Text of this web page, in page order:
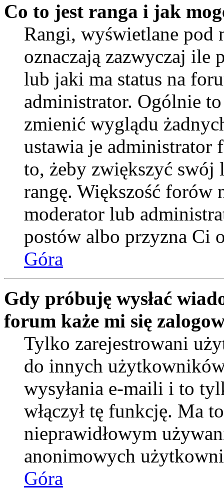
Co to jest ranga i jak
Rangi, wyświetlane
oznaczają zazwyczaj ile
lub jaki ma status na
administrator. Ogólnie
zmienić wyglądu
ustawia je administrator
to, żeby zwiększyć
rangę. Większość forów
moderator lub
postów albo przyzna Ci
Góra
Gdy próbuję wysłać
forum każe mi się
Tylko zarejestrowani
do innych
wysyłania e-maili i to
włączył tę funkcję. Ma
nieprawidłowym
anonimowych
Góra